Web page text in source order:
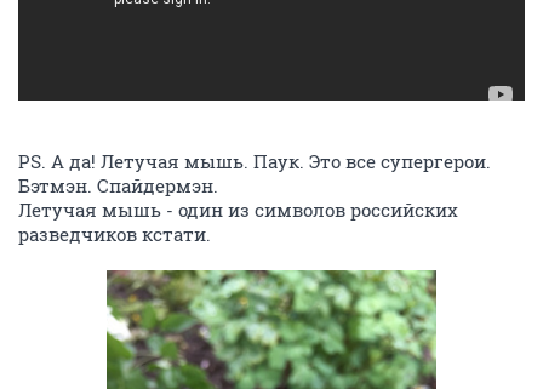
PS. А да! Летучая мышь. Паук. Это все супергерои.
Бэтмэн. Спайдермэн.
Летучая мышь - один из символов российских
разведчиков кстати.